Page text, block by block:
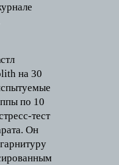
на 30
по 10
тест
Он